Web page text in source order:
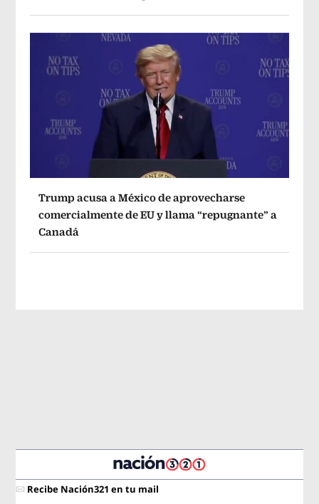
Trump acusa a México de aprovecharse
comercialmente de EU y llama “repugnante” a
Canadá
Recibe Nación321 en tu mail